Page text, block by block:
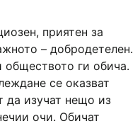
приятен за
– добродетелен.
ги обича.
се оказват
да изучат нещо из
очи. Обичат